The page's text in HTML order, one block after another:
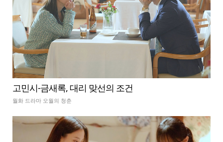
고민시-금새록, 대리 맞선의 조건
월화 드라마 오월의 청춘